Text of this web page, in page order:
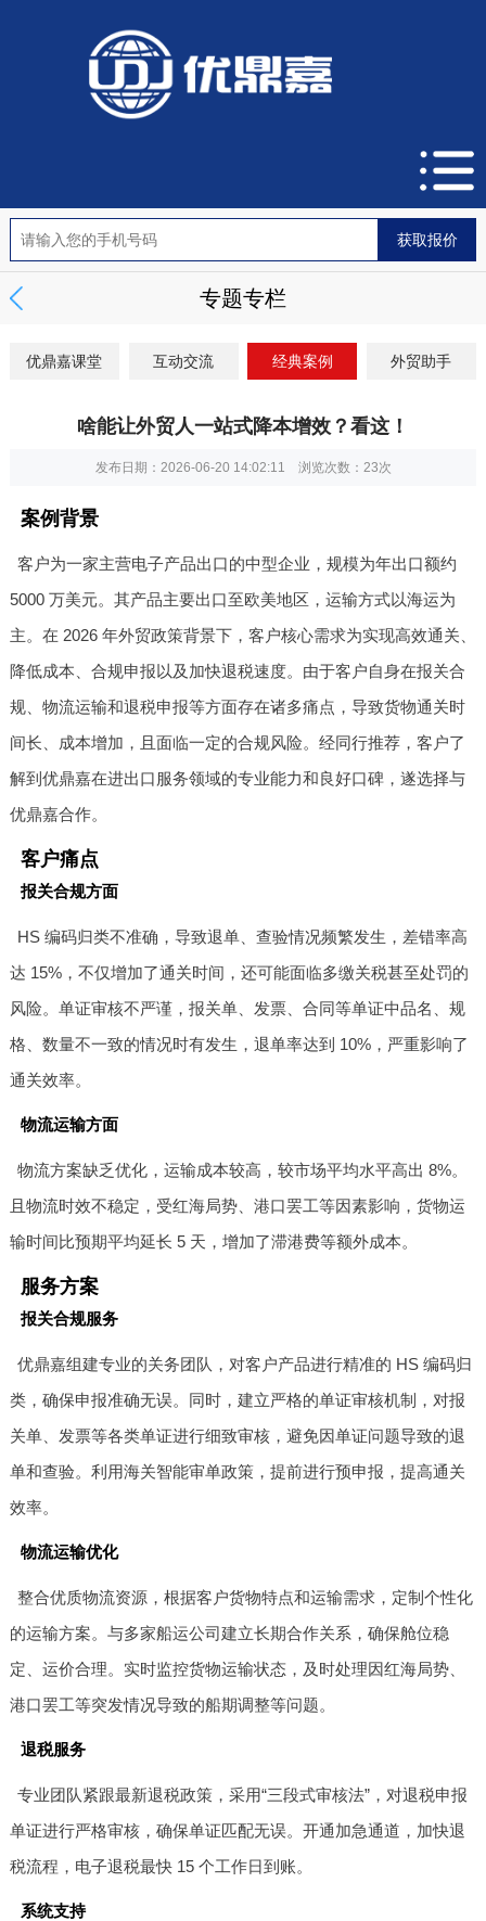
专题专栏
优鼎嘉课堂 互动交流 经典案例 外贸助手
啥能让外贸人一站式降本增效？看这！
发布日期：2026-06-20 14:02:11 浏览次数： 23次
案例背景
客户为一家主营电子产品出口的中型企业，规模为年出口额约
5000 万美元。其产品主要出口至欧美地区，运输方式以海运为
主。在 2026 年外贸政策背景下，客户核心需求为实现高效通关、
降低成本、合规申报以及加快退税速度。由于客户自身在报关合
规、物流运输和退税申报等方面存在诸多痛点，导致货物通关时
间长、成本增加，且面临一定的合规风险。经同行推荐，客户了
解到优鼎嘉在进出口服务领域的专业能力和良好口碑，遂选择与
优鼎嘉合作。
客户痛点
报关合规方面
HS 编码归类不准确，导致退单、查验情况频繁发生，差错率高
达 15%，不仅增加了通关时间，还可能面临多缴关税甚至处罚的
风险。单证审核不严谨，报关单、发票、合同等单证中品名、规
格、数量不一致的情况时有发生，退单率达到 10%，严重影响了
通关效率。
物流运输方面
物流方案缺乏优化，运输成本较高，较市场平均水平高出 8%。
且物流时效不稳定，受红海局势、港口罢工等因素影响，货物运
输时间比预期平均延长 5 天，增加了滞港费等额外成本。
服务方案
报关合规服务
优鼎嘉组建专业的关务团队，对客户产品进行精准的 HS 编码归
类，确保申报准确无误。同时，建立严格的单证审核机制，对报
关单、发票等各类单证进行细致审核，避免因单证问题导致的退
单和查验。利用海关智能审单政策，提前进行预申报，提高通关
效率。
物流运输优化
整合优质物流资源，根据客户货物特点和运输需求，定制个性化
的运输方案。与多家船运公司建立长期合作关系，确保舱位稳
定、运价合理。实时监控货物运输状态，及时处理因红海局势、
港口罢工等突发情况导致的船期调整等问题。
退税服务
专业团队紧跟最新退税政策，采用“三段式审核法”，对退税申报
单证进行严格审核，确保单证匹配无误。开通加急通道，加快退
税流程，电子退税最快 15 个工作日到账。
系统支持